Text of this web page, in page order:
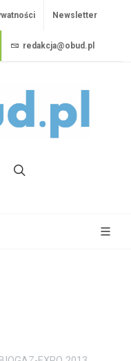
Newsletter
redakcja@obud.pl